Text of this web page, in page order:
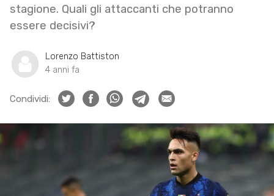
stagione. Quali gli attaccanti che potranno
essere decisivi?
Lorenzo Battiston
4 anni fa
Condividi: